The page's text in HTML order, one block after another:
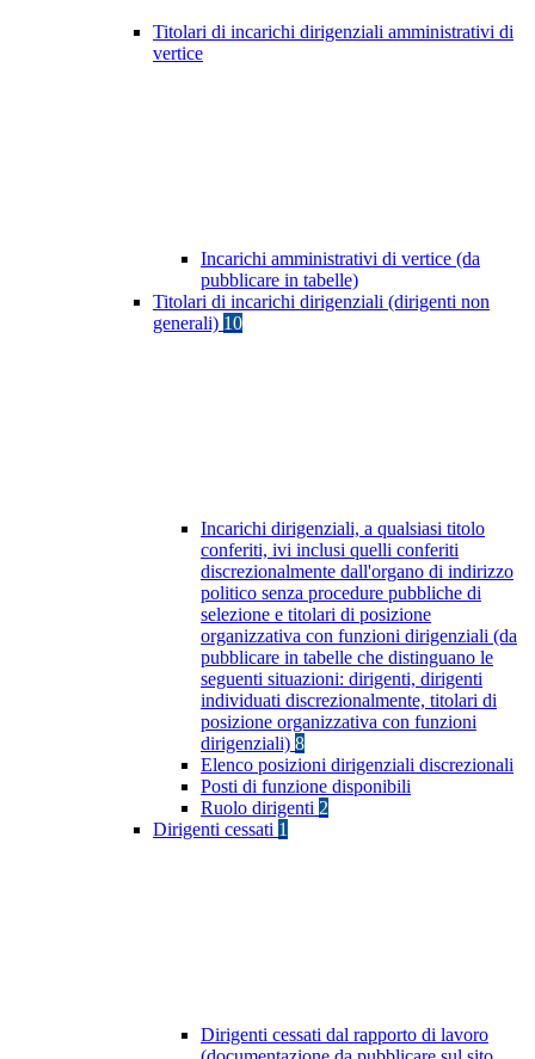
Titolari di incarichi dirigenziali amministrativi di
vertice
Incarichi amministrativi di vertice (da
pubblicare in tabelle)
Titolari di incarichi dirigenziali (dirigenti non
generali) 10
Incarichi dirigenziali, a qualsiasi titolo
conferiti, ivi inclusi quelli conferiti
discrezionalmente dall'organo di indirizzo
politico senza procedure pubbliche di
selezione e titolari di posizione
organizzativa con funzioni dirigenziali (da
pubblicare in tabelle che distinguano le
seguenti situazioni: dirigenti, dirigenti
individuati discrezionalmente, titolari di
posizione organizzativa con funzioni
dirigenziali) 8
Elenco posizioni dirigenziali discrezionali
Posti di funzione disponibili
Ruolo dirigenti 2
Dirigenti cessati 1
Dirigenti cessati dal rapporto di lavoro